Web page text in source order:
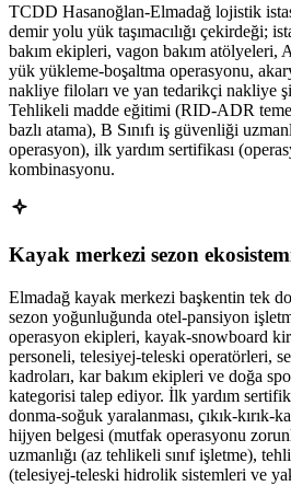
TCDD Hasanoğlan-Elmadağ lojistik
demir yolu yük taşımacılığı çekirdeği;
bakım ekipleri, vagon bakım
yük yükleme-boşaltma operasyonu,
nakliye filoları ve yan tedarikçi nakliye
Tehlikeli madde eğitimi (RID-ADR
bazlı atama), B Sınıfı iş güvenliği
operasyon), ilk yardım sertifikası
kombinasyonu.
Kayak merkezi sezon
Elmadağ kayak merkezi başkentin tek
sezon yoğunluğunda otel-pansiyon
operasyon ekipleri, kayak-snowboard
personeli, telesiyej-teleski operatörleri,
kadroları, kar bakım ekipleri ve doğa
kategorisi talep ediyor. İlk yardım
donma-soğuk yaralanması, çıkık-kırık-
hijyen belgesi (mutfak operasyonu
uzmanlığı (az tehlikeli sınıf işletme),
(telesiyej-teleski hidrolik sistemleri ve